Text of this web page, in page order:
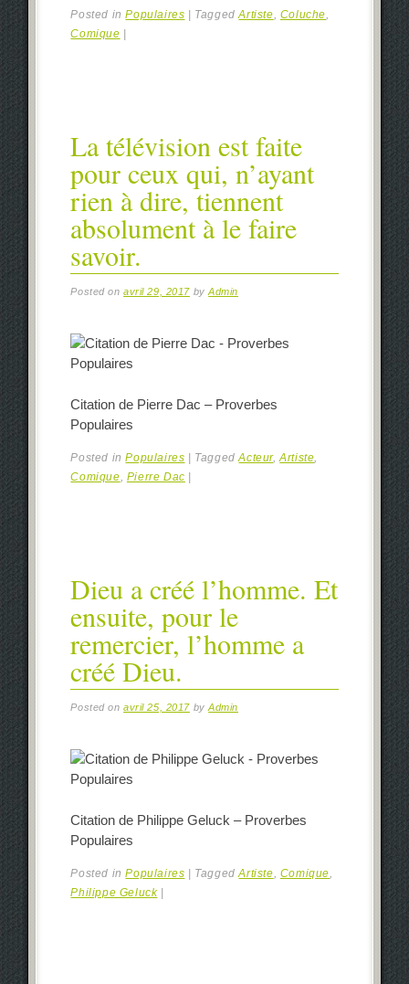
Posted inPopulaires TaggedArtiste, Coluche,
Comique
La télévision est faite
pour ceux qui, n’ayant
rien à dire, tiennent
absolument à le faire
savoir.
Posted onavril 29, 2017 byAdmin
Citation de Pierre Dac – Proverbes
Populaires
Posted inPopulaires TaggedActeur,Artiste,
Comique, Pierre Dac
Dieu a créé l’homme. Et
ensuite, pour le
remercier, l’homme a
créé Dieu.
Posted onavril 25, 2017 byAdmin
Citation de Philippe Geluck – Proverbes
Populaires
Posted inPopulaires | TaggedArtiste Comique
Philippe Geluck |